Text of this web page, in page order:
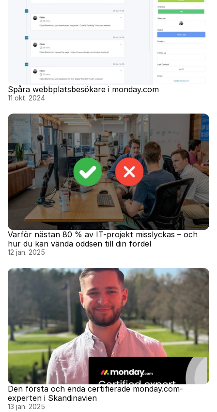
Spåra webbplatsbesökare i monday.com
11 okt. 2024
Varför nästan 80 % av IT-projekt misslyckas – och
hur du kan vända oddsen till din fördel
12 jan. 2025
Den första och enda certifierade monday.com-
experten i Skandinavien
13 jan. 2025